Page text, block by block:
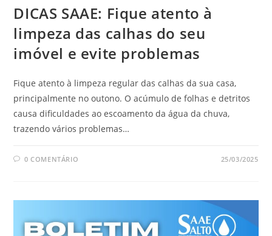
DICAS SAAE: Fique atento à
limpeza das calhas do seu
imóvel e evite problemas
Fique atento à limpeza regular das calhas da sua casa,
principalmente no outono. O acúmulo de folhas e detritos
causa dificuldades ao escoamento da água da chuva,
trazendo vários problemas…
0 COMENTÁRIO 25/03/2025